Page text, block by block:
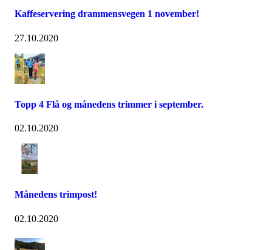
Kaffeservering drammensvegen 1 november!
27.10.2020
Topp 4 Flå og månedens trimmer i september.
02.10.2020
Månedens trimpost!
02.10.2020